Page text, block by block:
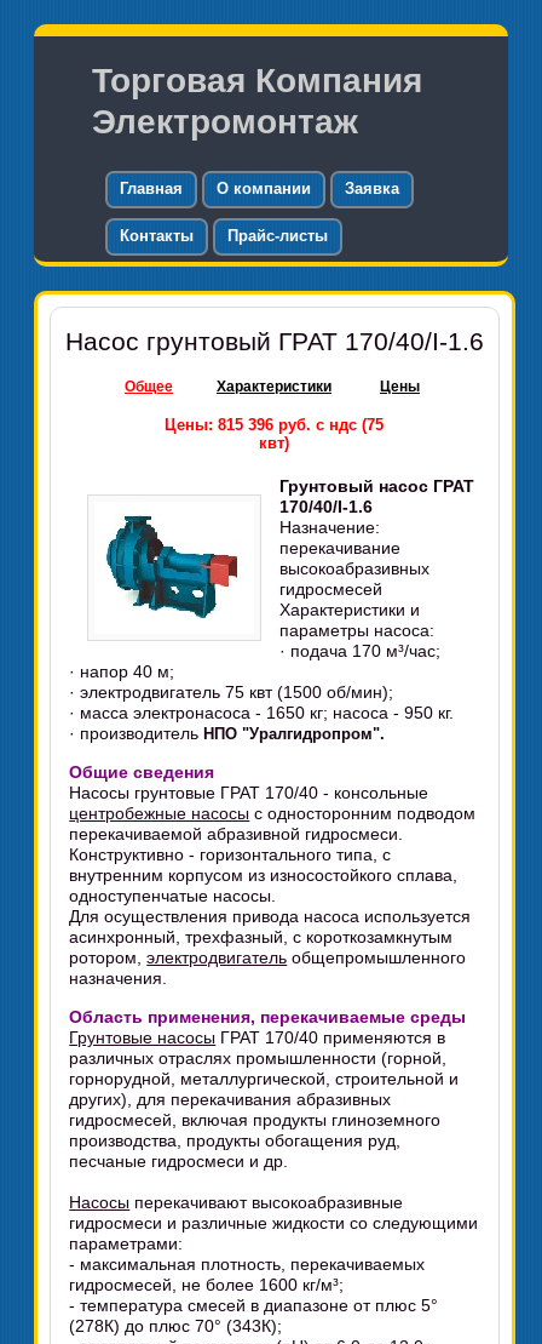
Торговая Компания
Электромонтаж
Главная О компании Заявка
Контакты Прайс-листы
Насос грунтовый ГРАТ 170/40/I-1.6
Общее Характеристики Цены
Цены: 815 396 руб. с ндс (75
квт)
Грунтовый насос ГРАТ
170/40/I-1.6
Назначение:
перекачивание
высокоабразивных
гидросмесей
Характеристики и
параметры насоса:
· подача 170 м³/час;
· напор 40 м;
· электродвигатель 75 квт (1500 об/мин);
· масса электронасоса - 1650 кг; насоса - 950 кг.
· производительНПО "Уралгидропром".
Общие сведения
Насосы грунтовые ГРАТ 170/40 - консольные
центробежные насосы с односторонним подводом
перекачиваемой абразивной гидросмеси.
Конструктивно - горизонтального типа, с
внутренним корпусом из износостойкого сплава,
одноступенчатые насосы.
Для осуществления привода насоса используется
асинхронный, трехфазный, с короткозамкнутым
ротором,электродвигатель общепромышленного
назначения.
Область применения, перекачиваемые среды
Грунтовые насосы ГРАТ 170/40 применяются в
различных отраслях промышленности (горной,
горнорудной, металлургической, строительной и
других), для перекачивания абразивных
гидросмесей, включая продукты глиноземного
производства, продукты обогащения руд,
песчаные гидросмеси и др.
Насосы перекачивают высокоабразивные
гидросмеси и различные жидкости со следующими
параметрами:
- максимальная плотность, перекачиваемых
гидросмесей, не более 1600 кг/м³;
- температура смесей в диапазоне от плюс 5°
(278К) до плюс 70° (343К);